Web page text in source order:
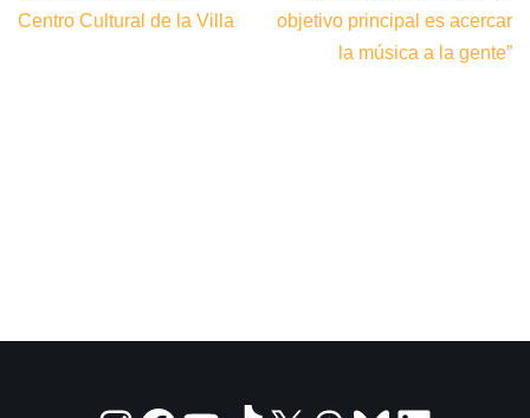
Centro Cultural de la Villa
objetivo principal es acercar
la música a la gente”